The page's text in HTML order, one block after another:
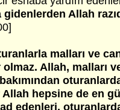
gidenlerden Allah
malları ve
Allah, malları
hepsine de en
edenleri,